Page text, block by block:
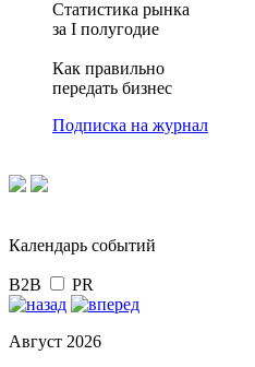
Статистика рынка
за I полугодие
Как правильно
передать бизнес
Подписка на журнал
Календарь событий
B2B PR
Август 2026